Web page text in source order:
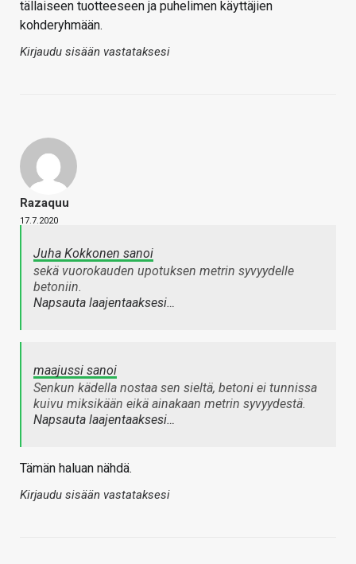
tällaiseen tuotteeseen ja puhelimen käyttäjien
kohderyhmään.
Kirjaudu sisään vastataksesi
Razaquu
17.7.2020
Juha Kokkonen sanoi
sekä vuorokauden upotuksen metrin syvyydelle
betoniin.
Napsauta laajentaaksesi…
maajussi sanoi
Senkun kädella nostaa sen sieltä, betoni ei tunnissa
kuivu miksikään eikä ainakaan metrin syvyydestä.
Napsauta laajentaaksesi…
Tämän haluan nähdä.
Kirjaudu sisään vastataksesi